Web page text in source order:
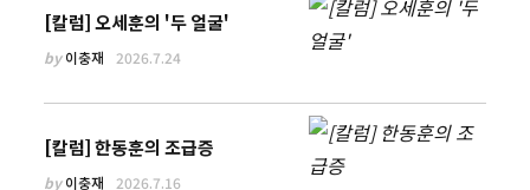
[칼럼] 오세훈의 '두 얼굴'
by이충재 2026.7.24
[칼럼] 한동훈의 조급증
by이충재 2026.7.16